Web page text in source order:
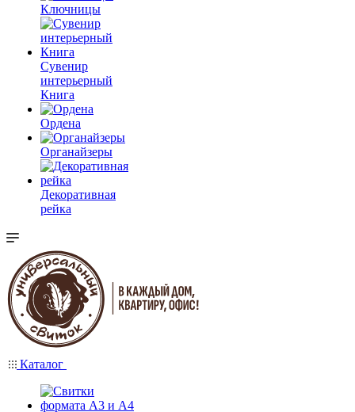
Ключницы
Сувенир
интерьерный
Книга
Ордена
Органайзеры
Декоративная
рейка
Каталог